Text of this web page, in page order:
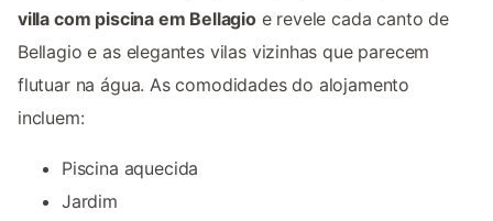
villa com piscina em Bellagioe revele cada canto de
Bellagio e as elegantes vilas vizinhas que parecem
flutuar na água. As comodidades do alojamento
incluem:
Piscina aquecida
Jardim